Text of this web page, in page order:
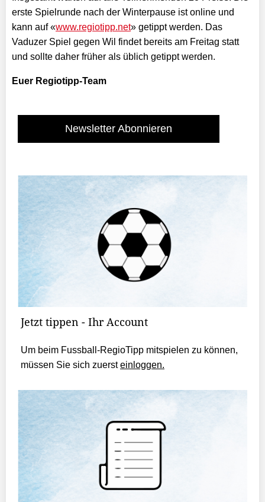
erste Spielrunde nach der Winterpause ist online und
kann auf «www.regiotipp.net» getippt werden. Das
Vaduzer Spiel gegen Wil findet bereits am Freitag statt
und sollte daher früher als üblich getippt werden.
Euer Regiotipp-Team
Newsletter Abonnieren
Jetzt tippen - Ihr Account
Um beim Fussball-RegioTipp mitspielen zu können,
müssen Sie sich zuersteinloggen.